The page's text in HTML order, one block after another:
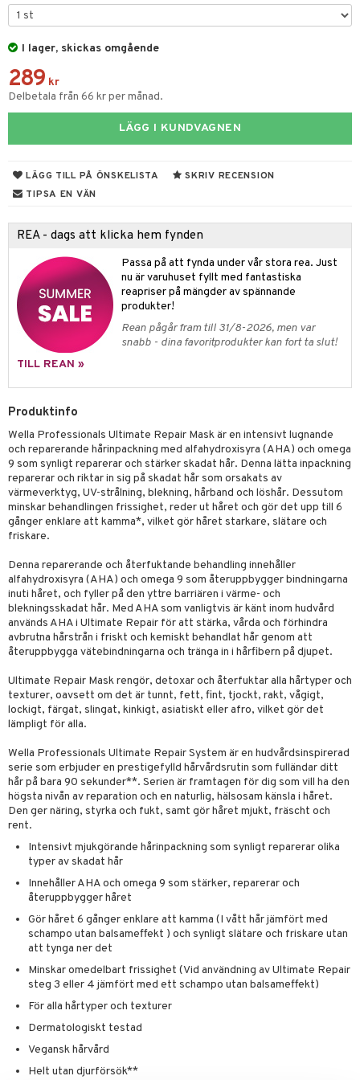
I lager, skickas omgående
289 kr
Delbetala från 66 kr per månad.
LÄGG I KUNDVAGNEN
LÄGG TILL PÅ ÖNSKELISTA
SKRIV RECENSION
TIPSA EN VÄN
REA - dags att klicka hem fynden
Passa på att fynda under vår stora rea. Just
nu är varuhuset fyllt med fantastiska
reapriser på mängder av spännande
produkter!
Rean pågår fram till 31/8-2026, men var
snabb - dina favoritprodukter kan fort ta slut!
TILL REAN »
Produktinfo
Wella Professionals Ultimate Repair Mask är en intensivt lugnande
och reparerande hårinpackning med alfahydroxisyra (AHA) och omega
9 som synligt reparerar och stärker skadat hår. Denna lätta inpackning
reparerar och riktar in sig på skadat hår som orsakats av
värmeverktyg, UV-strålning, blekning, hårband och löshår. Dessutom
minskar behandlingen frissighet, reder ut håret och gör det upp till 6
gånger enklare att kamma*, vilket gör håret starkare, slätare och
friskare.
Denna reparerande och återfuktande behandling innehåller
alfahydroxisyra (AHA) och omega 9 som återuppbygger bindningarna
inuti håret, och fyller på den yttre barriären i värme- och
blekningsskadat hår. Med AHA som vanligtvis är känt inom hudvård
används AHA i Ultimate Repair för att stärka, vårda och förhindra
avbrutna hårstrån i friskt och kemiskt behandlat hår genom att
återuppbygga vätebindningarna och tränga in i hårfibern på djupet.
Ultimate Repair Mask rengör, detoxar och återfuktar alla hårtyper och
texturer, oavsett om det är tunnt, fett, fint, tjockt, rakt, vågigt,
lockigt, färgat, slingat, kinkigt, asiatiskt eller afro, vilket gör det
lämpligt för alla.
Wella Professionals Ultimate Repair System är en hudvårdsinspirerad
serie som erbjuder en prestigefylld hårvårdsrutin som fulländar ditt
hår på bara 90 sekunder**. Serien är framtagen för dig som vill ha den
högsta nivån av reparation och en naturlig, hälsosam känsla i håret.
Den ger näring, styrka och fukt, samt gör håret mjukt, fräscht och
rent.
Intensivt mjukgörande hårinpackning som synligt reparerar olika
typer av skadat hår
Innehåller AHA och omega 9 som stärker, reparerar och
återuppbygger håret
Gör håret 6 gånger enklare att kamma (I vått hår jämfört med
schampo utan balsameffekt ) och synligt slätare och friskare utan
att tynga ner det
Minskar omedelbart frissighet (Vid användning av Ultimate Repair
steg 3 eller 4 jämfört med ett schampo utan balsameffekt)
För alla hårtyper och texturer
Dermatologiskt testad
Vegansk hårvård
Helt utan djurförsök**
Gelé
hy
hy
hy
makeup remover
utan sol
& Highlighter
Dagcreme
utan sol
Set
& Baby
spray
& Rumsdoft
produkter
utan sol
& Mustasch
utan sol
& tvål
shave balm
de cologne
de toilette
1: Rengöring
2: Exfoliering
3: Fukt
och masker
och kroppsvård
och läppvård
up penslar
Elixir
Happy
Happy For Men
till män
och rengöring
svar